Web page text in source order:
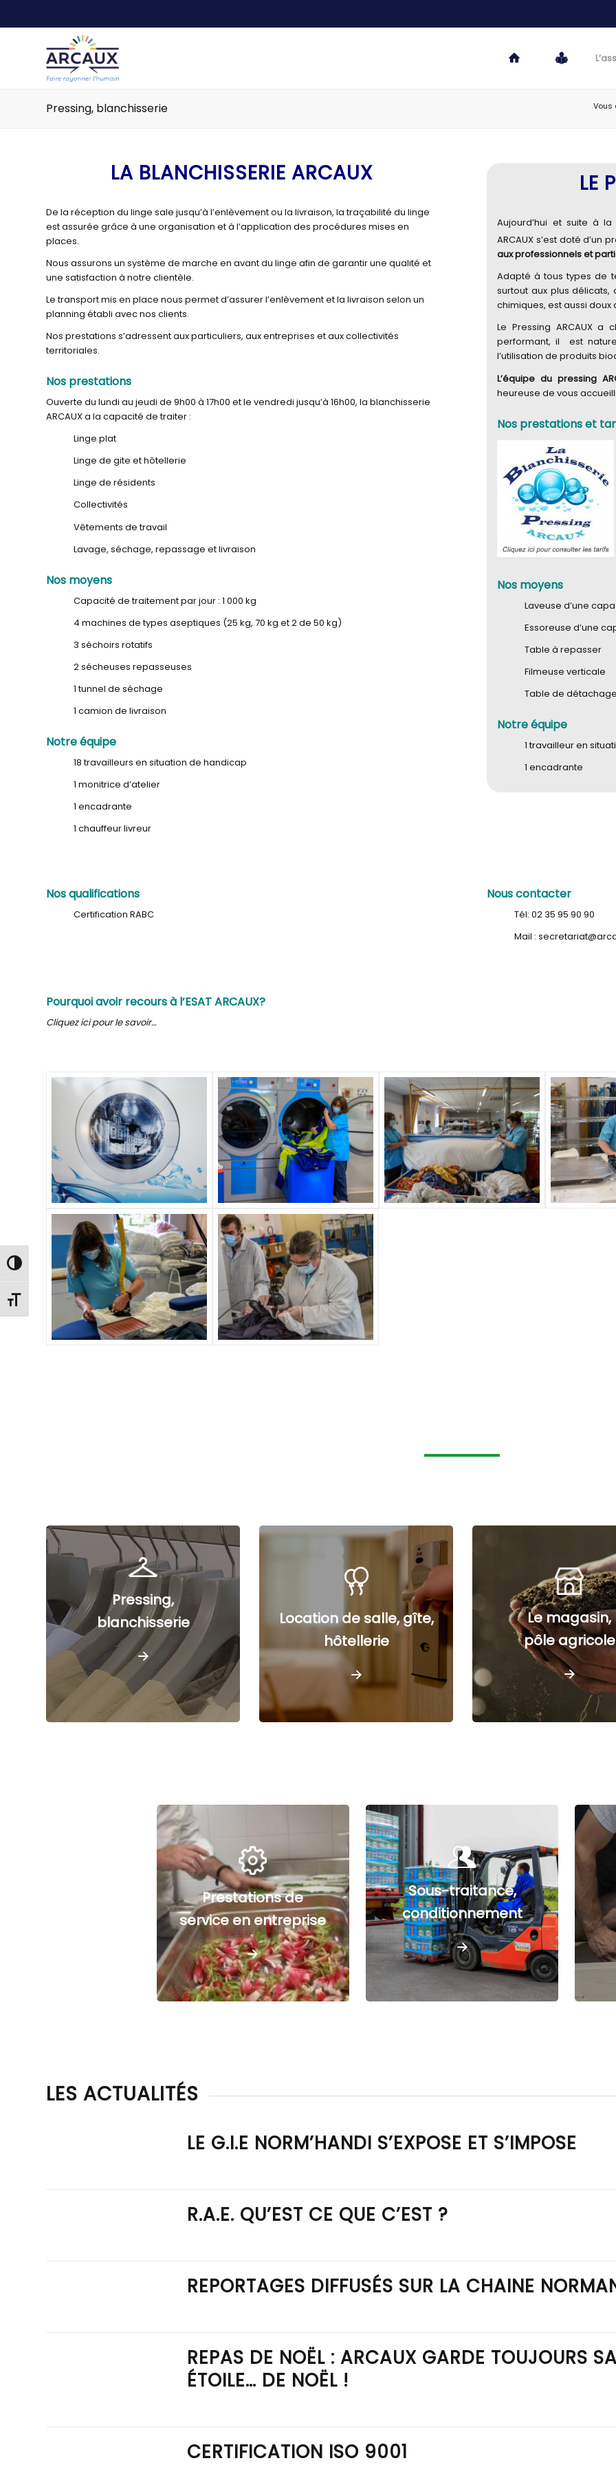
Passer en contraste élevé
Changer la taille de la police
Pressing, blanchisserie Vous
LA BLANCHISSERIE ARCAUX
De la réception du linge sale jusqu’à l’enlèvement ou la livraison, la traçabilité du linge
est assurée grâce à une organisation et à l’application des procédures mises en
places.
Nous assurons un système de marche en avant du linge afin de garantir une qualité et
une satisfaction à notre clientèle.
Le transport mis en place nous permet d’assurer l’enlèvement et la livraison selon un
planning établi avec nos clients.
Nos prestations s’adressent aux particuliers, aux entreprises et aux collectivités
territoriales.
Nos prestations
Ouverte du lundi au jeudi de 9h00 à 17h00 et le vendredi jusqu’à 16h00, la blanchisserie
ARCAUX a la capacité de traiter :
Linge plat
Linge de gite et hôtellerie
Linge de résidents
Collectivités
Vêtements de travail
Lavage, séchage, repassage et livraison
Nos moyens
Capacité de traitement par jour : 1 000 kg
4 machines de types aseptiques (25 kg, 70 kg et 2 de 50 kg)
3 séchoirs rotatifs
2 sécheuses repasseuses
1 tunnel de séchage
1 camion de livraison
Notre équipe
18 travailleurs en situation de handicap
1 monitrice d’atelier
1 encadrante
1 chauffeur livreur
LE
Aujourd’hui et suite à la
ARCAUX s’est doté
aux professionnels et
Adapté à tous types de
surtout aux plus
chimiques, est aussi
Le Pressing ARCAUX
performant, il est
l’utilisation de produits
L’équipe du pressing
heureuse de vous
Nos prestations et
Nos moyens
Laveuse d’une
Essoreuse d’une
Table à repasser
Filmeuse verticale
Table de détachage
Notre équipe
1 travailleur en
1 encadrante
Nos qualifications
Certification RABC
Nous contacter
Tél: 02 35 95 90 90
Mail :
Pourquoi avoir recours à l’ESAT ARCAUX?
Cliquez ici pour le savoir…
Pressing,
blanchisserie
Location de salle, gîte,
hôtellerie
Le magasin,
pôle agricole
Prestations de
service en entreprise
Sous-traitance,
conditionnement
LES ACTUALITÉS
LE G.I.E NORM’HANDI S’EXPOSE ET S’IMPOSE
R.A.E. QU’EST CE QUE C’EST ?
REPORTAGES DIFFUSÉS SUR LA CHAINE
REPAS DE NOËL : ARCAUX GARDE TOUJOURS
ÉTOILE… DE NOËL !
CERTIFICATION ISO 9001